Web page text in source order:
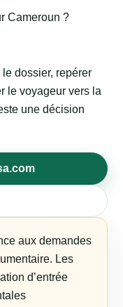
Cameroun ?
dossier, repérer
le voyageur vers la
une décision
aux demandes
Les
d’entrée